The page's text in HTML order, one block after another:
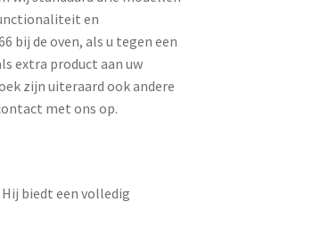
en
bij de oven, als u tegen een
extra product aan uw
zijn uiteraard ook andere
met ons op.
biedt een volledig